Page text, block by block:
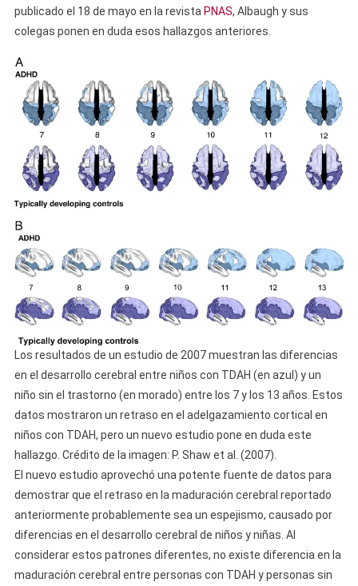
publicado el 18 de mayo en la revista PNAS, Albaugh y sus
colegas ponen en duda esos hallazgos anteriores.
Los resultados de un estudio de 2007 muestran las diferencias
en el desarrollo cerebral entre niños con TDAH (en azul) y un
niño sin el trastorno (en morado) entre los 7 y los 13 años. Estos
datos mostraron un retraso en el adelgazamiento cortical en
niños con TDAH, pero un nuevo estudio pone en duda este
hallazgo. Crédito de la imagen: P. Shaw et al. (2007).
El nuevo estudio aprovechó una potente fuente de datos para
demostrar que el retraso en la maduración cerebral reportado
anteriormente probablemente sea un espejismo, causado por
diferencias en el desarrollo cerebral de niños y niñas. Al
considerar estos patrones diferentes, no existe diferencia en la
maduración cerebral entre personas con TDAH y personas sin